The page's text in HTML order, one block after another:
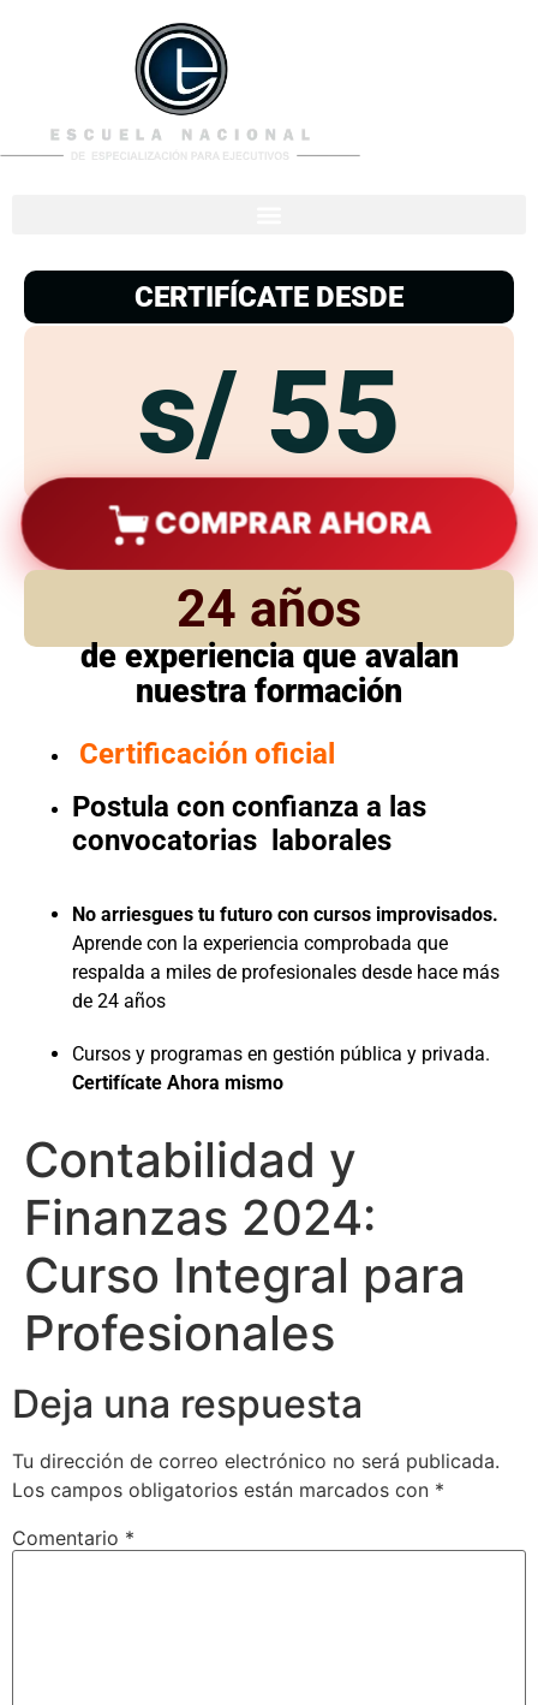
CERTIFÍCATE DESDE
s/ 55
COMPRAR AHORA
24 años
de experiencia que avalan
nuestra formación
Certificación oficial
Postula con confianza a las
convocatorias laborales
No arriesgues tu futuro con cursos improvisados.
Aprende con la experiencia comprobada que
respalda a miles de profesionales desde hace más
de 24 años
Cursos y programas en gestión pública y privada.
Certifícate Ahora mismo
Contabilidad y
Finanzas 2024:
Curso Integral para
Profesionales
Deja una respuesta
Tu dirección de correo electrónico no será publicada.
Los campos obligatorios están marcados con *
Comentario *